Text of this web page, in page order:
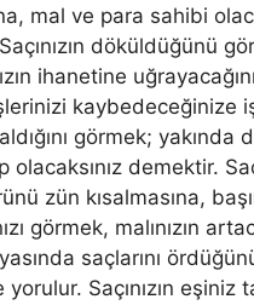
mal ve para sahibi
döküldüğünü
ihanetine
kaybedeceğinize
görmek; yakında
demektir.
zün kısalmasına,
görmek, malınızın
saçlarını
Saçınızın eşiniz